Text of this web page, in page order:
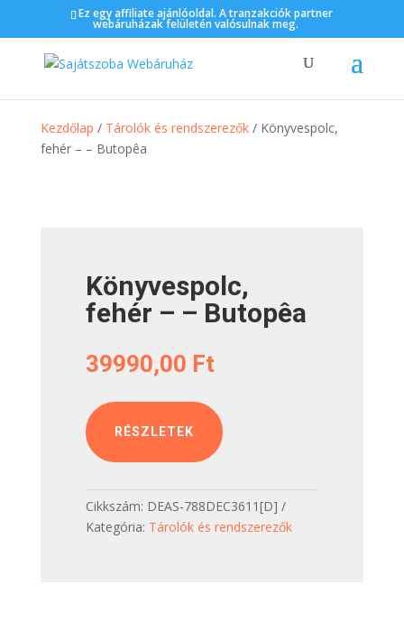
Ez egy affiliate ajánlóoldal. A tranzakciók partner
webáruházak felületén valósulnak meg.
Kezdőlap / Tárolók és rendszerezők/ Könyvespolc,
fehér – – Butopêa
Könyvespolc,
fehér – – Butopêa
39990,00 Ft
RÉSZLETEK
Cikkszám: DEAS-788DEC3611[D]
Kategória: Tárolók és rendszerezők